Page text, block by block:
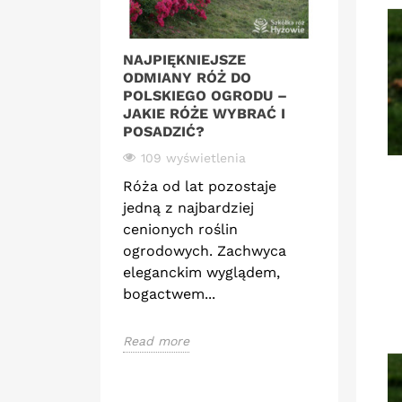
NAJPIĘKNIEJSZE
ODMIANY RÓŻ DO
POLSKIEGO OGRODU –
JAKIE RÓŻE WYBRAĆ I
POSADZIĆ?
109 wyświetlenia
Róża od lat pozostaje
jedną z najbardziej
cenionych roślin
ogrodowych. Zachwyca
eleganckim wyglądem,
bogactwem...
Read more
RÓŻE
81